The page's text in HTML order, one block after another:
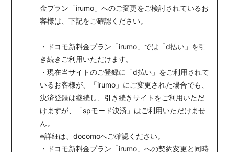
金プラン「irumo」へのご変更をご検討されているお
客様は、下記をご確認ください。
・ドコモ新料金プラン「irumo」では「d払い」を引
き続きご利用いただけます。
・現在当サイトのご登録に「d払い」をご利用されて
いるお客様が、「irumo」にご変更された場合でも、
決済登録は継続し、引き続きサイトをご利用いただ
けますが、「spモード決済」はご利用いただけませ
ん。
※詳細は、docomoへご確認ください。
・ドコモ新料金プラン「irumo」への契約変更と同時